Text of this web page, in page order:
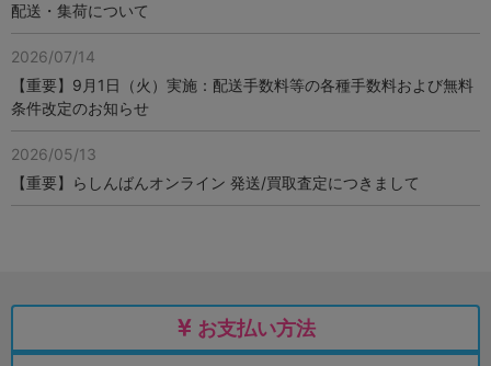
配送・集荷について
2026/07/14
【重要】9月1日（火）実施：配送手数料等の各種手数料および無料
条件改定のお知らせ
2026/05/13
【重要】らしんばんオンライン 発送/買取査定につきまして
お支払い方法